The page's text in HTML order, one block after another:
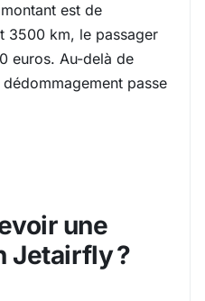
est de
3500 km, le passager
euros. Au-delà de
passe
une
Jetairfly ?